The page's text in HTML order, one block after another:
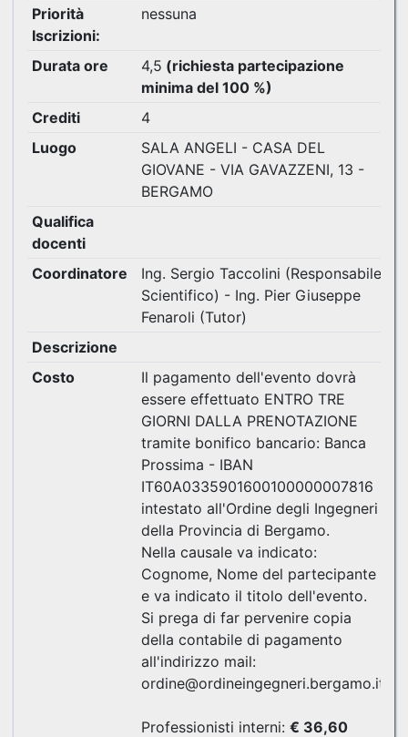
Priorità
Iscrizioni:
nessuna
Durata ore 4,5 (richiesta partecipazione
minima del 100 %)
Crediti
4
Luogo
SALA ANGELI - CASA DEL
GIOVANE - VIA GAVAZZENI, 13 -
BERGAMO
Qualifica
docenti
Coordinatore
Ing. Sergio Taccolini (Responsabile
Scientifico) - Ing. Pier Giuseppe
Fenaroli (Tutor)
Descrizione
Costo
Il pagamento dell'evento dovrà
essere effettuato ENTRO TRE
GIORNI DALLA PRENOTAZIONE
tramite bonifico bancario: Banca
Prossima - IBAN
IT60A0335901600100000007816
intestato all'Ordine degli Ingegneri
della Provincia di Bergamo.
Nella causale va indicato:
Cognome, Nome del partecipante
e va indicato il titolo dell'evento.
Si prega di far pervenire copia
della contabile di pagamento
all'indirizzo mail:
ordine@ordineingegneri.bergamo.it
Professionisti interni: € 36,60